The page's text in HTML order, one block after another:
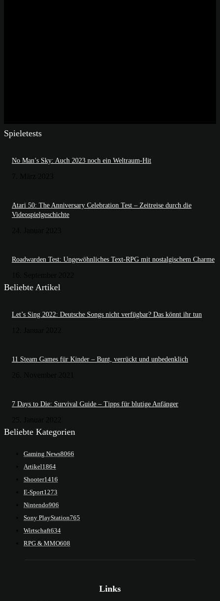
Spieletests
No Man’s Sky: Auch 2023 noch ein Weltraum-Hit
Atari 50: The Anniversary Celebration Test – Zeitreise durch die
Videospielgeschichte
Roadwarden Test: Ungewöhnliches Text-RPG mit nostalgischem Charme
Beliebte Artikel
Let’s Sing 2022: Deutsche Songs nicht verfügbar? Das könnt ihr tun
11 Steam Games für Kinder – Bunt, verrückt und unbedenklich
7 Days to Die: Survival Guide – Tipps für blutige Anfänger
Beliebte Kategorien
Gaming News8066
Artikel1864
Shooter1416
E-Sport1273
Nintendo906
Sony PlayStation765
Wirtschaft634
RPG & MMO608
Links